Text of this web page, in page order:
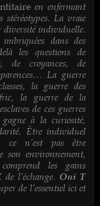
en enfermant
stéréotypes. La vraie
diversité individuelle.
dans des
les questions de
de croyances, de
La guerre
la guerre des
la guerre de la
de ces guerres
à la curiosité,
Être individuel
ce n’est pas être
son environnement,
les gains
l’échange. Oui T
de l’essentiel ici et